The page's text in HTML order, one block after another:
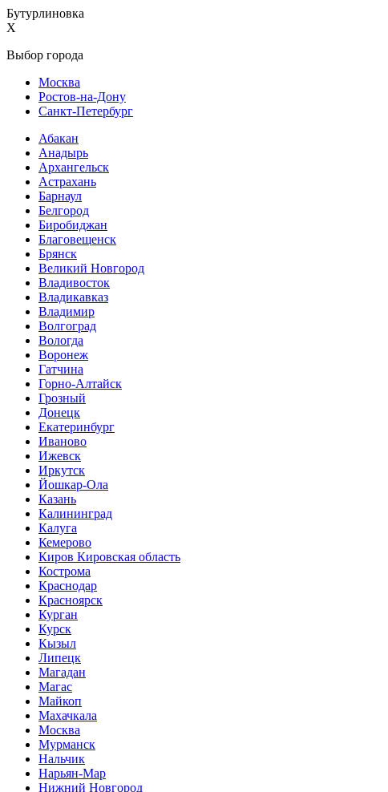
Бутурлиновка
X
Выбор города
Москва
Ростов-на-Дону
Санкт-Петербург
Абакан
Анадырь
Архангельск
Астрахань
Барнаул
Белгород
Биробиджан
Благовещенск
Брянск
Великий Новгород
Владивосток
Владикавказ
Владимир
Волгоград
Вологда
Воронеж
Гатчина
Горно-Алтайск
Грозный
Донецк
Екатеринбург
Иваново
Ижевск
Иркутск
Йошкар-Ола
Казань
Калининград
Калуга
Кемерово
Киров Кировская область
Кострома
Краснодар
Красноярск
Курган
Курск
Кызыл
Липецк
Магадан
Магас
Майкоп
Махачкала
Москва
Мурманск
Нальчик
Нарьян-Мар
Нижний Новгород